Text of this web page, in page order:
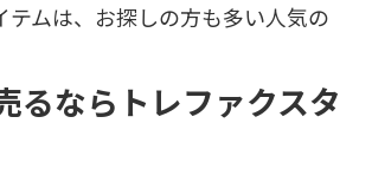
テムは、お探しの方も多い人気の
るならトレファクスタ